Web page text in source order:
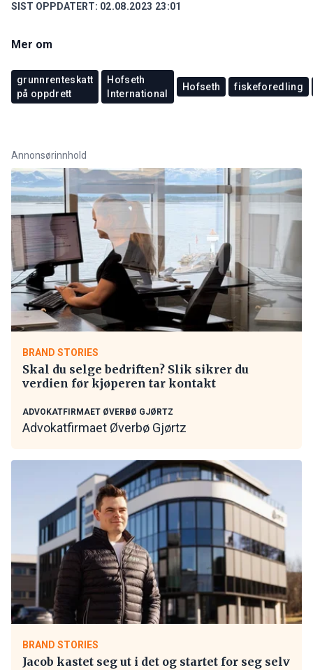
SIST OPPDATERT: 02.08.2023 23:01
Mer om
grunnrenteskatt
på oppdrett
Hofseth
International
Hofseth fiskeforedling
Annonsørinnhold
BRAND STORIES
Skal du selge bedriften? Slik sikrer du
verdien før kjøperen tar kontakt
ADVOKATFIRMAET ØVERBØ GJØRTZ
Advokatfirmaet Øverbø Gjørtz
BRAND STORIES
Jacob kastet seg ut i det og startet for seg selv